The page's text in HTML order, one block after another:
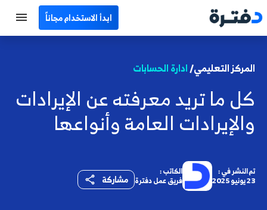
ابدأ الاستخدام مجاناً
جميع الأقسام
نماذج محاسبية
حاسبات
مصطلحات محاسبية
المركز التعليمي/ادارة الحسابات
كل ما تريد معرفته عن الإيرادات
والإيرادات العامة وأنواعها
تم النشر في :
23 يونيو 2025
الكاتب :
فريق عمل دفترة مشاركة